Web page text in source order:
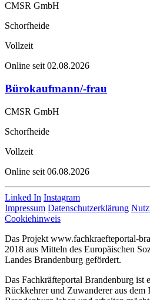
CMSR GmbH
Schorfheide
Vollzeit
Online seit 02.08.2026
Bürokaufmann/-frau
CMSR GmbH
Schorfheide
Vollzeit
Online seit 06.08.2026
Linked In Instagram
Impressum Datenschutzerklärung
Cookiehinweis
Das Projekt www.fachkraefteportal-
2018 aus Mitteln des Europäischen
Landes Brandenburg gefördert.
Das Fachkräfteportal Brandenburg ist
Rückkehrer und Zuwanderer aus